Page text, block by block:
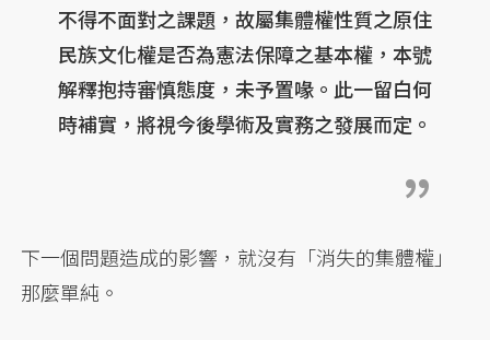
不得不面對之課題，故屬集體權性質之原住
民族文化權是否為憲法保障之基本權，本號
解釋抱持審慎態度，未予置喙。此一留白何
時補實，將視今後學術及實務之發展而定。
下一個問題造成的影響，就沒有「消失的集體權」
那麼單純。